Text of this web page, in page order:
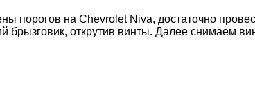
порогов на Chevrolet Niva, достаточно
брызговик, открутив винты. Далее снимаем